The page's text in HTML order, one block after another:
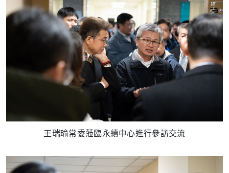
王瑞瑜常委蒞臨永續中心進行參訪交流